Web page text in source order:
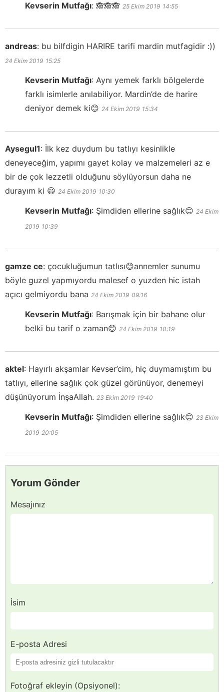
Kevserin Mutfağı: 🙈🙈🙈 25 Ekim 2019 14:55
andreas: bu bilfdigin HARIRE tarifi mardin mutfagidir :))
24 Ekim 2019 15:25
Kevserin Mutfağı: Aynı yemek farklı bölgelerde
farklı isimlerle anılabiliyor. Mardin’de de harire
deniyor demek ki😊 24 Ekim 2019 15:34
Aysegul1: İlk kez duydum bu tatlıyı kesinlikle
deneyeceğim, yapımı gayet kolay ve malzemeleri az e
bir de çok lezzetli olduğunu söylüyorsun daha ne
durayım ki 😃 24 Ekim 2019 10:30
Kevserin Mutfağı: Şimdiden ellerine sağlık😊 24 Ekim
2019 10:39
gamze ce: çocukluğumun tatlısı😊annemler sunumu
böyle guzel yapmıyordu malesef o yuzden hic istah
açıcı gelmiyordu bana 24 Ekim 2019 09:16
Kevserin Mutfağı: Barışmak için bir bahane olur
belki bu tarif o zaman😊 24 Ekim 2019 10:19
aktel: Hayırlı akşamlar Kevser’cim, hiç duymamıştım bu
tatlıyı, ellerine sağlık çok güzel görünüyor, denemeyi
düşünüyorum İnşaAllah. 23 Ekim 2019 19:40
Kevserin Mutfağı: Şimdiden ellerine sağlık😊 23 Ekim
2019 20:05
Yorum Gönder
Mesajınız
İsim
E-posta Adresi
Fotoğraf ekleyin (Opsiyonel):